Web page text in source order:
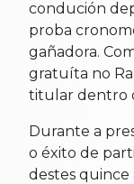
condución
proba
gañadora.
gratuíta no
titular dentro
Durante a
o éxito de
destes quince